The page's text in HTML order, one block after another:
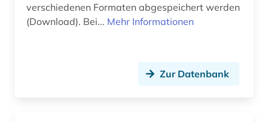
mecklenburg-vorpommern (4)
verschiedenen Formaten abgespeichert werden
(Download). Bei... Mehr Informationen
Zur Datenbank